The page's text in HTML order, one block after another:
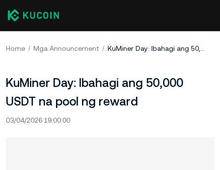
Home Mga Announcement KuMiner Day: Ibahagi ang 50,000 USDT na pool ng reward
KuMiner Day: Ibahagi ang 50,000
USDT na pool ng reward
03/04/2026 19:00:00